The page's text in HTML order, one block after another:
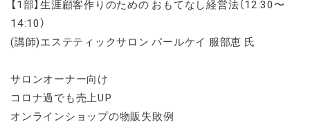
【1部】生涯顧客作りのための おもてなし経営法（12:30〜
14:10）
(講師)エステティックサロン パールケイ 服部恵 氏
サロンオーナー向け
コロナ過でも売上UP
オンラインショップの物販失敗例